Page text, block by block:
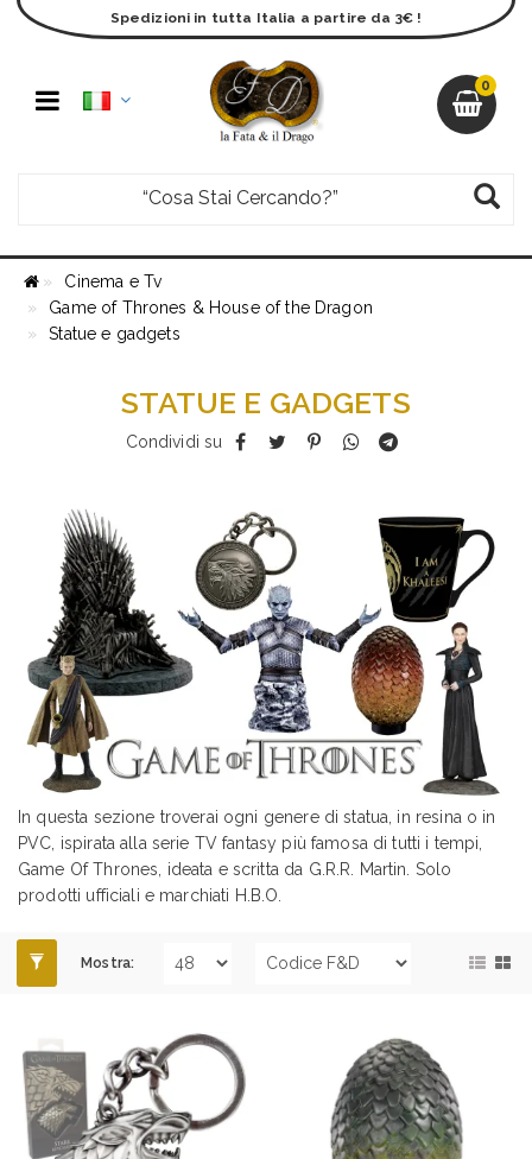
0
Spedizioni in tutta Italia a partire da 3€ !
Cinema e Tv
Game of Thrones & House of the Dragon
Statue e gadgets
STATUE E GADGETS
Condividi su
In questa sezione troverai ogni genere di statua, in resina o in
PVC, ispirata alla serie TV fantasy più famosa di tutti i tempi,
Game Of Thrones, ideata e scritta da G.R.R. Martin. Solo
prodotti ufficiali e marchiati H.B.O.
Mostra: